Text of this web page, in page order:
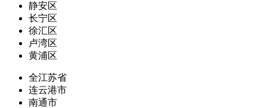
静安区
长宁区
徐汇区
卢湾区
黄浦区
全江苏省
连云港市
南通市